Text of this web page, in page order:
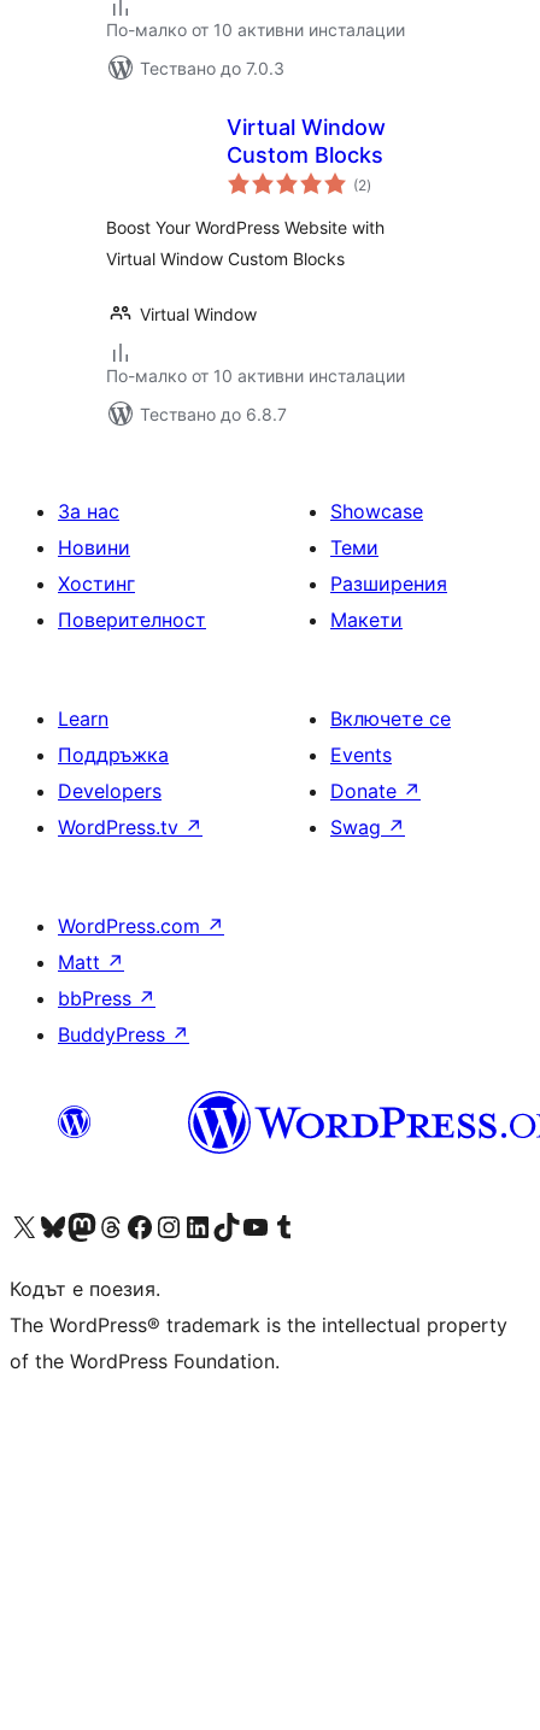
По-малко от 10 активни инсталации
Тествано до 7.0.3
Virtual Window
Custom Blocks
(2общо
оценки
)
Boost Your WordPress Website with
Virtual Window Custom Blocks
Virtual Window
По-малко от 10 активни инсталации
Тествано до 6.8.7
За нас
Новини
Хостинг
Поверителност
Showcase
Теми
Разширения
Макети
Learn
Поддръжка
Developers
WordPress.tv ↗
Включете се
Events
Donate ↗
Swag ↗
WordPress.com ↗
Matt ↗
bbPress ↗
BuddyPress ↗
Visit our X (formerly Twitter) account
Visit our Bluesky account
Visit our Mastodon account
Visit our Threads account
Посетете нашата страница във Facebook
Посетете нашия профил в Instagram
Посетете нашия профил в LinkedIn
Visit our TikTok account
Visit our YouTube channel
Visit our Tumblr account
Кодът е поезия.
The WordPress® trademark is the intellectual property
of the WordPress Foundation.